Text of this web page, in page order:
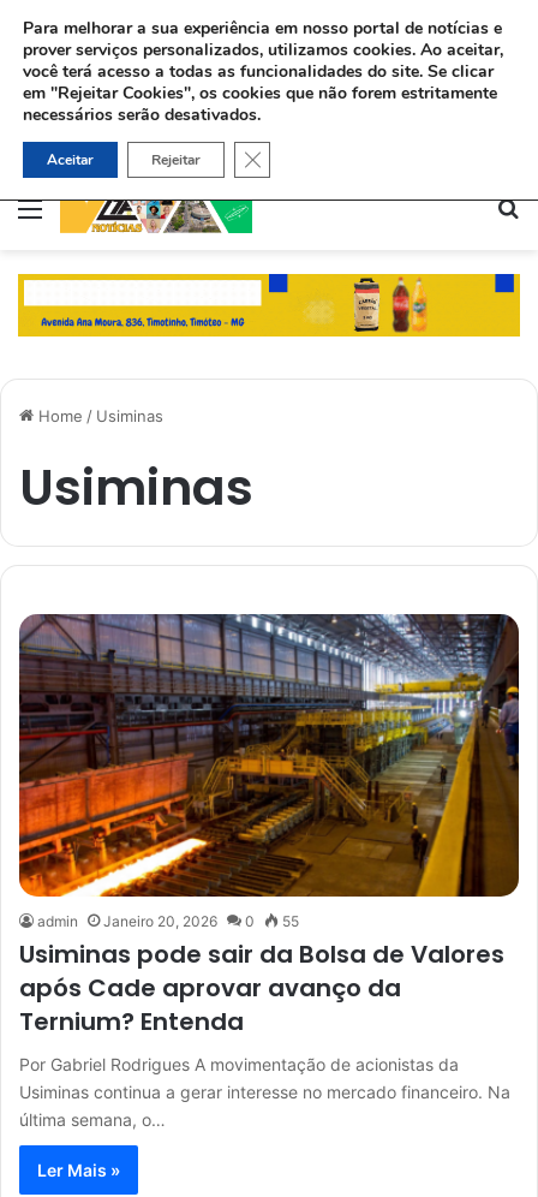
Menu
Home / Usiminas
Usiminas
admin Janeiro 20, 2026 0 55
Usiminas pode sair da Bolsa de Valores
após Cade aprovar avanço da
Ternium? Entenda
Por Gabriel Rodrigues A movimentação de acionistas da
Usiminas continua a gerar interesse no mercado financeiro. Na
última semana, o…
Ler Mais »
Para melhorar a sua experiência em nosso portal de notícias e
prover serviços personalizados, utilizamos cookies. Ao aceitar,
você terá acesso a todas as funcionalidades do site. Se clicar
em "Rejeitar Cookies", os cookies que não forem estritamente
necessários serão desativados.
Aceitar Rejeitar Close GDPR Cookie Banner